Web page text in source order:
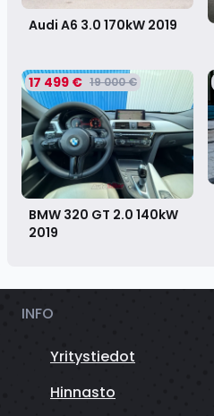
Audi A6 3.0 170kW 2019
17 499 € 19 000 €
BMW 320 GT 2.0 140kW
2019
INFO
Yritystiedot
Hinnasto